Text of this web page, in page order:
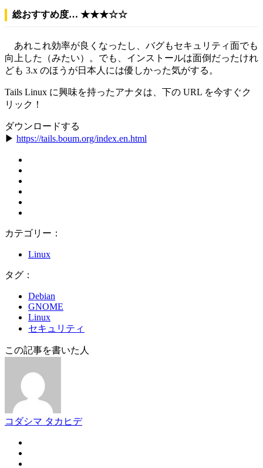
総おすすめ度… ★★★☆☆
あれこれ効率が良くなったし、バグもセキュリティ面でも
向上した（みたい）。でも、インストールは面倒だったけれ
ども 3.x のほうが日本人には優しかった気がする。
Tails Linux に興味を持ったアナタは、下の URL を今すぐク
リック！
ダウンロードする
▶ https://tails.boum.org/index.en.html
カテゴリー：
Linux
タグ：
Debian
GNOME
Linux
セキュリティ
この記事を書いた人
コダシマ タカヒデ